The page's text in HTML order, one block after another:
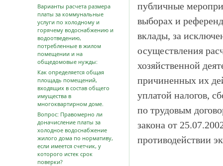
публичные
выборах и
вклады, за
осуществления
хозяйственной
причиненных их
уплатой налогов,
по трудовым
закона от
противодействии
Варианты расчета размера
платы за коммунальные
услуги по холодному и
горячему водоснабжению и
водоотведению,
потребленные в жилом
помещении и на
общедомовые нужды:
Как определяется общая
площадь помещений,
входящих в состав общего
имущества в
многоквартирном доме.
Вопрос: Правомерно ли
доначисление платы за
холодное водоснабжение
жилого дома по нормативу,
если имеется счетчик, у
которого истек срок
поверки?